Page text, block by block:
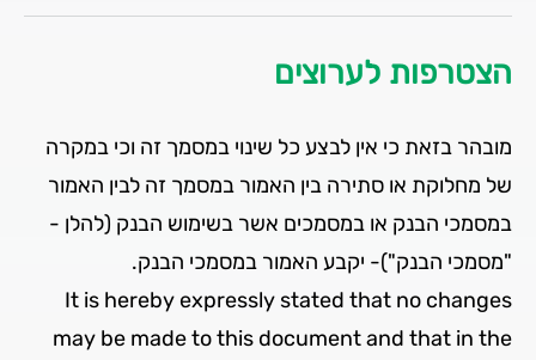
הצטרפות לערוצים
מובהר בזאת כי אין לבצע כל שינוי במסמך זה וכי במקרה
של מחלוקת או סתירה בין האמור במסמך זה לבין האמור
במסמכי הבנק או במסמכים אשר בשימוש הבנק (להלן ­
"מסמכי הבנק")- יקבע האמור במסמכי הבנק.
It is hereby expressly stated that no changes
may be made to this document and that in the